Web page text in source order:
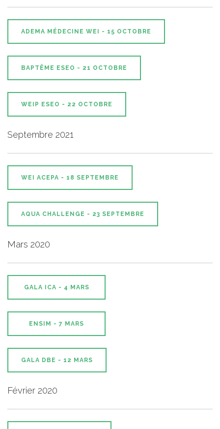
ADEMA MÉDECINE WEI - 15 OCTOBRE
BAPTÊME ESEO - 21 OCTOBRE
WEIP ESEO - 22 OCTOBRE
Septembre 2021
WEI ACEPA - 18 SEPTEMBRE
AQUA CHALLENGE - 23 SEPTEMBRE
Mars 2020
GALA ICA - 4 MARS
ENSIM - 7 MARS
GALA DBE - 12 MARS
Février 2020